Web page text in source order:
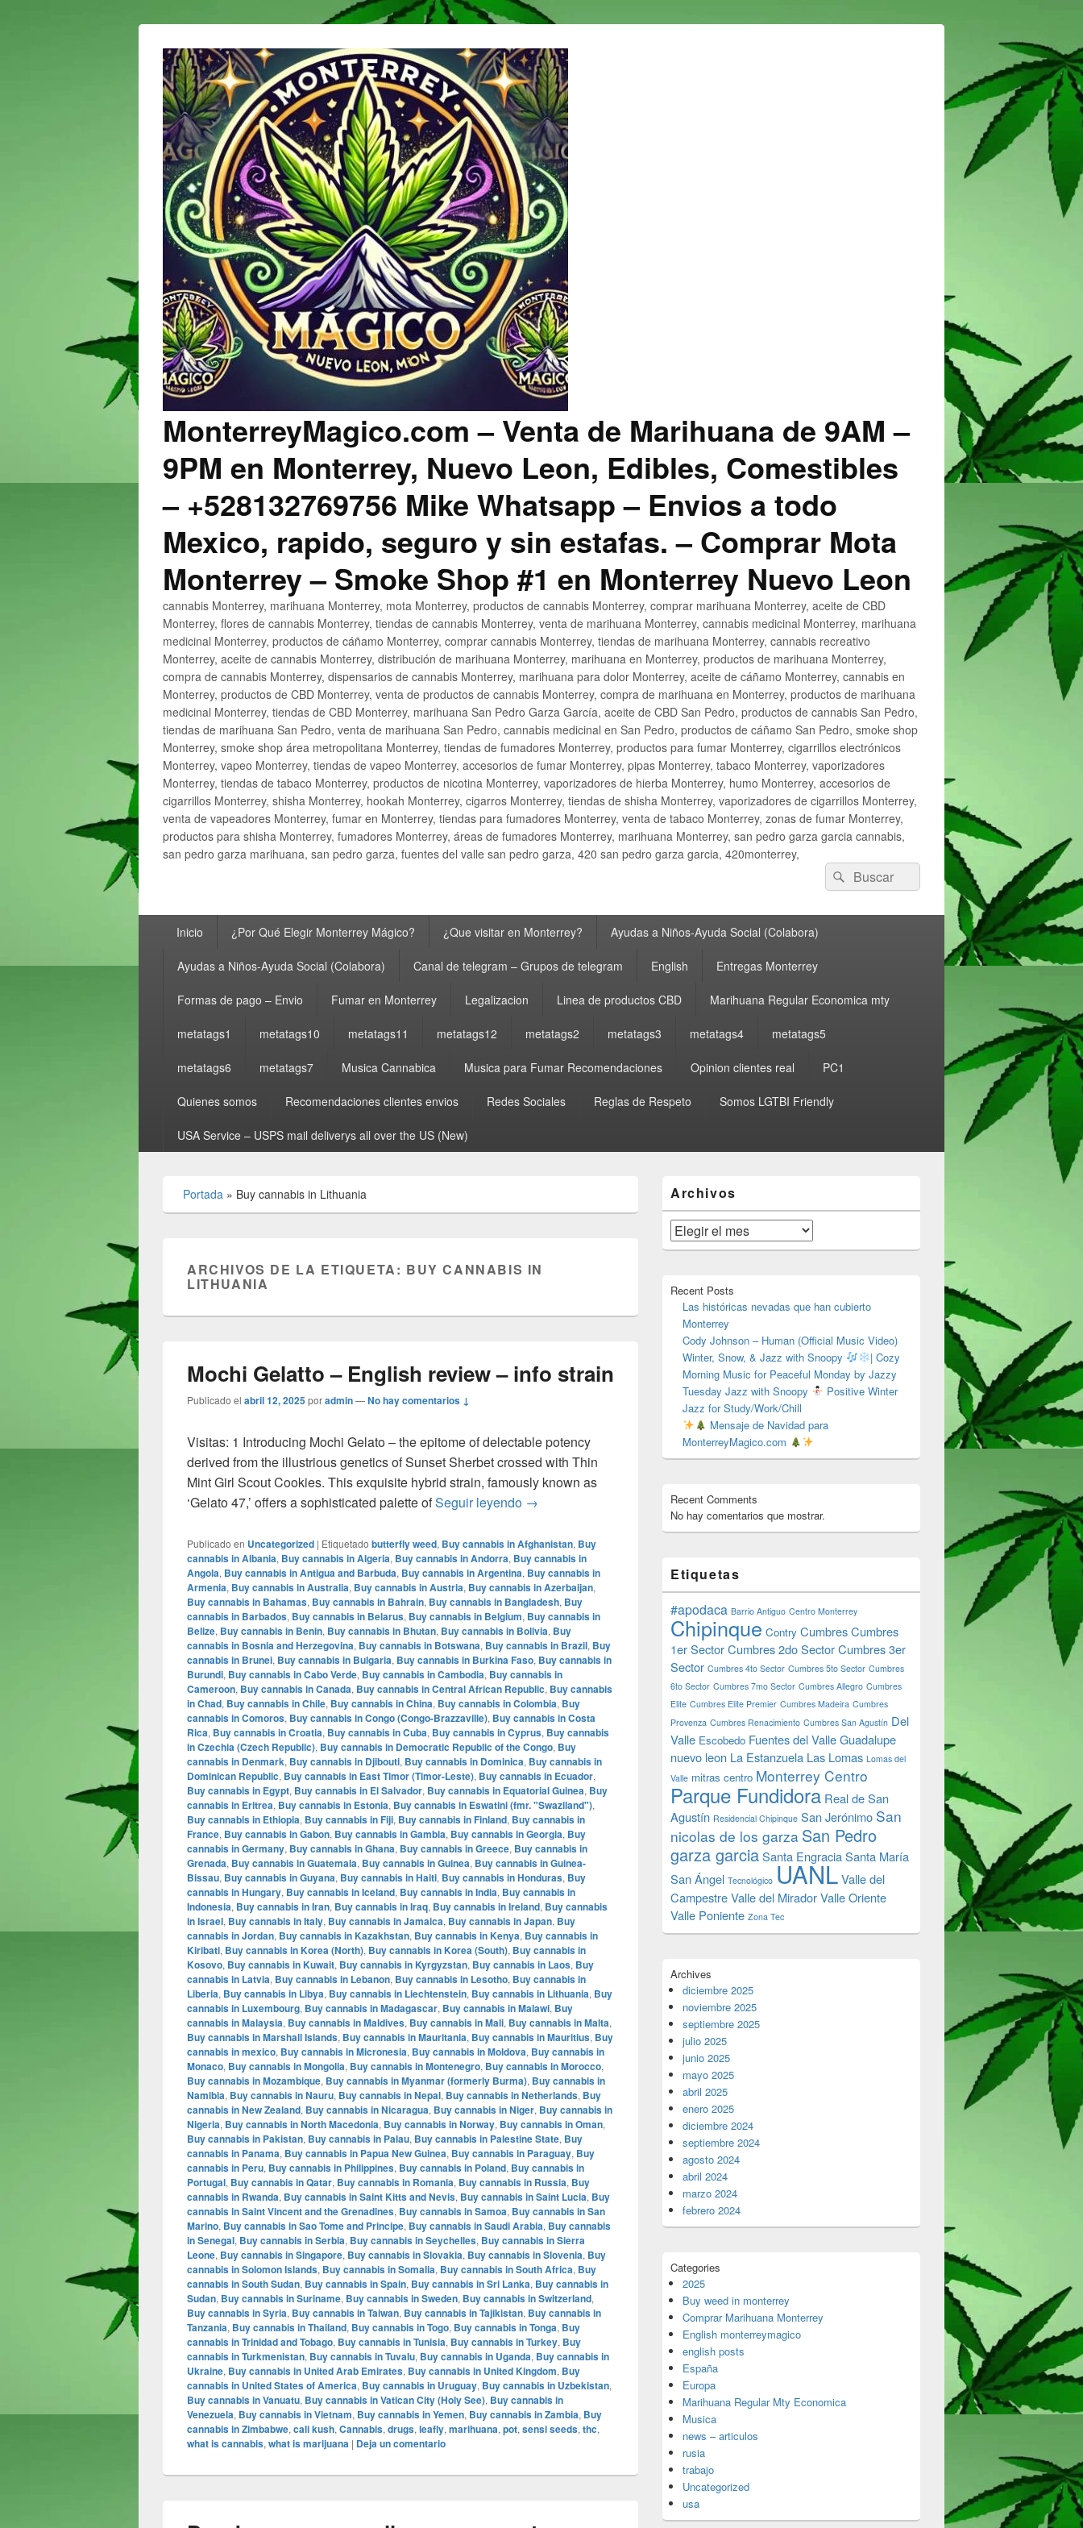
MonterreyMagico.com – Venta de Marihuana de 9AM –
9PM en Monterrey, Nuevo Leon, Edibles, Comestibles
– +528132769756 Mike Whatsapp – Envios a todo
Mexico, rapido, seguro y sin estafas. – Comprar Mota
Monterrey – Smoke Shop #1 en Monterrey Nuevo Leon
cannabis Monterrey, marihuana Monterrey, mota Monterrey, productos de cannabis Monterrey, comprar marihuana Monterrey, aceite de CBD
Monterrey, flores de cannabis Monterrey, tiendas de cannabis Monterrey, venta de marihuana Monterrey, cannabis medicinal Monterrey, marihuana
medicinal Monterrey, productos de cáñamo Monterrey, comprar cannabis Monterrey, tiendas de marihuana Monterrey, cannabis recreativo
Monterrey, aceite de cannabis Monterrey, distribución de marihuana Monterrey, marihuana en Monterrey, productos de marihuana Monterrey,
compra de cannabis Monterrey, dispensarios de cannabis Monterrey, marihuana para dolor Monterrey, aceite de cáñamo Monterrey, cannabis en
Monterrey, productos de CBD Monterrey, venta de productos de cannabis Monterrey, compra de marihuana en Monterrey, productos de marihuana
medicinal Monterrey, tiendas de CBD Monterrey, marihuana San Pedro Garza García, aceite de CBD San Pedro, productos de cannabis San Pedro,
tiendas de marihuana San Pedro, venta de marihuana San Pedro, cannabis medicinal en San Pedro, productos de cáñamo San Pedro, smoke shop
Monterrey, smoke shop área metropolitana Monterrey, tiendas de fumadores Monterrey, productos para fumar Monterrey, cigarrillos electrónicos
Monterrey, vapeo Monterrey, tiendas de vapeo Monterrey, accesorios de fumar Monterrey, pipas Monterrey, tabaco Monterrey, vaporizadores
Monterrey, tiendas de tabaco Monterrey, productos de nicotina Monterrey, vaporizadores de hierba Monterrey, humo Monterrey, accesorios de
cigarrillos Monterrey, shisha Monterrey, hookah Monterrey, cigarros Monterrey, tiendas de shisha Monterrey, vaporizadores de cigarrillos Monterrey,
venta de vapeadores Monterrey, fumar en Monterrey, tiendas para fumadores Monterrey, venta de tabaco Monterrey, zonas de fumar Monterrey,
productos para shisha Monterrey, fumadores Monterrey, áreas de fumadores Monterrey, marihuana Monterrey, san pedro garza garcia cannabis,
san pedro garza marihuana, san pedro garza, fuentes del valle san pedro garza, 420 san pedro garza garcia, 420monterrey,
Buscar
por:
Buscar
principalInicio ¿Por Qué Elegir Monterrey Mágico? ¿Que visitar en Monterrey? Ayudas a Niños-Ayuda Social (Colabora)
Ayudas a Niños-Ayuda Social (Colabora) Canal de telegram – Grupos de telegram English Entregas Monterrey
Formas de pago – Envio Fumar en Monterrey Legalizacion Linea de productos CBD Marihuana Regular Economica mty
metatags1 metatags10 metatags11 metatags12 metatags2 metatags3 metatags4 metatags5
metatags6 metatags7 Musica Cannabica Musica para Fumar Recomendaciones Opinion clientes real PC1
Quienes somos Recomendaciones clientes envios Redes Sociales Reglas de Respeto Somos LGTBI Friendly
USA Service – USPS mail deliverys all over the US (New)
Portada » Buy cannabis in Lithuania
ARCHIVOS DE LA ETIQUETA: BUY CANNABIS IN
LITHUANIA
Mochi Gelatto – English review – info strain
Publicado el abril 12, 2025poradmin—No hay comentarios ↓
Visitas: 1 Introducing Mochi Gelato – the epitome of delectable potency
derived from the illustrious genetics of Sunset Sherbet crossed with Thin
Mint Girl Scout Cookies. This exquisite hybrid strain, famously known as
‘Gelato 47,’ offers a sophisticated palette ofSeguir leyendo Mochi Gelatto – English review – info strain
→
Publicado en Uncategorized | Etiquetado butterfly weed, Buy cannabis in Afghanistan, Buy
cannabis in Albania, Buy cannabis in Algeria, Buy cannabis in Andorra, Buy cannabis in
Angola, Buy cannabis in Antigua and Barbuda, Buy cannabis in Argentina, Buy cannabis in
Armenia, Buy cannabis in Australia, Buy cannabis in Austria, Buy cannabis in Azerbaijan,
Buy cannabis in Bahamas, Buy cannabis in Bahrain, Buy cannabis in Bangladesh, Buy
cannabis in Barbados, Buy cannabis in Belarus, Buy cannabis in Belgium, Buy cannabis in
Belize, Buy cannabis in Benin, Buy cannabis in Bhutan, Buy cannabis in Bolivia, Buy
cannabis in Bosnia and Herzegovina, Buy cannabis in Botswana, Buy cannabis in Brazil, Buy
cannabis in Brunei, Buy cannabis in Bulgaria, Buy cannabis in Burkina Faso, Buy cannabis in
Burundi, Buy cannabis in Cabo Verde, Buy cannabis in Cambodia, Buy cannabis in
Cameroon, Buy cannabis in Canada, Buy cannabis in Central African Republic, Buy cannabis
in Chad, Buy cannabis in Chile, Buy cannabis in China, Buy cannabis in Colombia, Buy
cannabis in Comoros, Buy cannabis in Congo (Congo-Brazzaville), Buy cannabis in Costa
Rica, Buy cannabis in Croatia, Buy cannabis in Cuba, Buy cannabis in Cyprus, Buy cannabis
in Czechia (Czech Republic), Buy cannabis in Democratic Republic of the Congo, Buy
cannabis in Denmark, Buy cannabis in Djibouti, Buy cannabis in Dominica, Buy cannabis in
Dominican Republic, Buy cannabis in East Timor (Timor-Leste), Buy cannabis in Ecuador,
Buy cannabis in Egypt, Buy cannabis in El Salvador, Buy cannabis in Equatorial Guinea, Buy
cannabis in Eritrea, Buy cannabis in Estonia, Buy cannabis in Eswatini (fmr. "Swaziland"),
Buy cannabis in Ethiopia, Buy cannabis in Fiji, Buy cannabis in Finland, Buy cannabis in
France, Buy cannabis in Gabon, Buy cannabis in Gambia, Buy cannabis in Georgia, Buy
cannabis in Germany, Buy cannabis in Ghana, Buy cannabis in Greece, Buy cannabis in
Grenada, Buy cannabis in Guatemala, Buy cannabis in Guinea, Buy cannabis in Guinea-
Bissau, Buy cannabis in Guyana, Buy cannabis in Haiti, Buy cannabis in Honduras, Buy
cannabis in Hungary, Buy cannabis in Iceland, Buy cannabis in India, Buy cannabis in
Indonesia, Buy cannabis in Iran, Buy cannabis in Iraq, Buy cannabis in Ireland, Buy cannabis
in Israel, Buy cannabis in Italy, Buy cannabis in Jamaica, Buy cannabis in Japan, Buy
cannabis in Jordan, Buy cannabis in Kazakhstan, Buy cannabis in Kenya, Buy cannabis in
Kiribati, Buy cannabis in Korea (North), Buy cannabis in Korea (South), Buy cannabis in
Kosovo, Buy cannabis in Kuwait, Buy cannabis in Kyrgyzstan, Buy cannabis in Laos, Buy
cannabis in Latvia, Buy cannabis in Lebanon, Buy cannabis in Lesotho, Buy cannabis in
Liberia, Buy cannabis in Libya, Buy cannabis in Liechtenstein, Buy cannabis in Lithuania, Buy
cannabis in Luxembourg, Buy cannabis in Madagascar, Buy cannabis in Malawi, Buy
cannabis in Malaysia, Buy cannabis in Maldives, Buy cannabis in Mali, Buy cannabis in Malta,
Buy cannabis in Marshall Islands, Buy cannabis in Mauritania, Buy cannabis in Mauritius, Buy
cannabis in mexico, Buy cannabis in Micronesia, Buy cannabis in Moldova, Buy cannabis in
Monaco, Buy cannabis in Mongolia, Buy cannabis in Montenegro, Buy cannabis in Morocco,
Buy cannabis in Mozambique, Buy cannabis in Myanmar (formerly Burma), Buy cannabis in
Namibia, Buy cannabis in Nauru, Buy cannabis in Nepal, Buy cannabis in Netherlands, Buy
cannabis in New Zealand, Buy cannabis in Nicaragua, Buy cannabis in Niger, Buy cannabis in
Nigeria, Buy cannabis in North Macedonia, Buy cannabis in Norway, Buy cannabis in Oman,
Buy cannabis in Pakistan, Buy cannabis in Palau, Buy cannabis in Palestine State, Buy
cannabis in Panama, Buy cannabis in Papua New Guinea, Buy cannabis in Paraguay, Buy
cannabis in Peru, Buy cannabis in Philippines, Buy cannabis in Poland, Buy cannabis in
Portugal, Buy cannabis in Qatar, Buy cannabis in Romania, Buy cannabis in Russia, Buy
cannabis in Rwanda, Buy cannabis in Saint Kitts and Nevis, Buy cannabis in Saint Lucia, Buy
cannabis in Saint Vincent and the Grenadines, Buy cannabis in Samoa, Buy cannabis in San
Marino, Buy cannabis in Sao Tome and Principe, Buy cannabis in Saudi Arabia, Buy cannabis
in Senegal, Buy cannabis in Serbia, Buy cannabis in Seychelles, Buy cannabis in Sierra
Leone, Buy cannabis in Singapore, Buy cannabis in Slovakia, Buy cannabis in Slovenia, Buy
cannabis in Solomon Islands, Buy cannabis in Somalia, Buy cannabis in South Africa, Buy
cannabis in South Sudan, Buy cannabis in Spain, Buy cannabis in Sri Lanka, Buy cannabis in
Sudan, Buy cannabis in Suriname, Buy cannabis in Sweden, Buy cannabis in Switzerland,
Buy cannabis in Syria, Buy cannabis in Taiwan, Buy cannabis in Tajikistan, Buy cannabis in
Tanzania, Buy cannabis in Thailand, Buy cannabis in Togo, Buy cannabis in Tonga, Buy
cannabis in Trinidad and Tobago, Buy cannabis in Tunisia, Buy cannabis in Turkey, Buy
cannabis in Turkmenistan, Buy cannabis in Tuvalu, Buy cannabis in Uganda, Buy cannabis in
Ukraine, Buy cannabis in United Arab Emirates, Buy cannabis in United Kingdom, Buy
cannabis in United States of America, Buy cannabis in Uruguay, Buy cannabis in Uzbekistan,
Buy cannabis in Vanuatu, Buy cannabis in Vatican City (Holy See), Buy cannabis in
Venezuela, Buy cannabis in Vietnam, Buy cannabis in Yemen, Buy cannabis in Zambia, Buy
cannabis in Zimbabwe, cali kush, Cannabis, drugs, leafly, marihuana, pot, sensi seeds, thc,
what is cannabis, what is marijuana | Deja un comentario
área
de
widget
barra
lateral
Archivos
Archivos
Recent Posts
Las históricas nevadas que han cubierto
Monterrey
Cody Johnson – Human (Official Music Video)
Winter, Snow, & Jazz with Snoopy
| Cozy
Morning Music for Peaceful Monday by Jazzy
Tuesday Jazz with Snoopy
Positive Winter
Jazz for Study/Work/Chill
Mensaje de Navidad para
MonterreyMagico.com
Recent Comments
No hay comentarios que mostrar.
Etiquetas
#apodaca Barrio Antiguo Centro Monterrey
Chipinque Contry CumbresCumbres
1er SectorCumbres 2do SectorCumbres 3er
Sector Cumbres 4to Sector Cumbres 5to Sector Cumbres
6to Sector Cumbres 7mo Sector Cumbres Allegro Cumbres
Elite Cumbres Elite Premier Cumbres Madeira Cumbres
Provenza Cumbres Renacimiento Cumbres San Agustín Del
Valle Escobedo Fuentes del ValleGuadalupe
nuevo leon La Estanzuela Las Lomas Lomas del
Valle mitras centro Monterrey Centro
Parque Fundidora Real de San
Agustín Residencial Chipinque San Jerónimo San
nicolas de los garza San Pedro
garza garciaSanta EngraciaSanta María
San Ángel Tecnológico UANLValle del
CampestreValle del MiradorValle Oriente
Valle Poniente Zona Tec
Archives
diciembre 2025
noviembre 2025
septiembre 2025
julio 2025
junio 2025
mayo 2025
abril 2025
enero 2025
diciembre 2024
septiembre 2024
agosto 2024
abril 2024
marzo 2024
febrero 2024
Categories
2025
Buy weed in monterrey
Comprar Marihuana Monterrey
English monterreymagico
english posts
España
Europa
Marihuana Regular Mty Economica
Musica
news – articulos
rusia
trabajo
Uncategorized
usa